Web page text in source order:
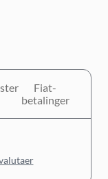
Fiat-
betalinger